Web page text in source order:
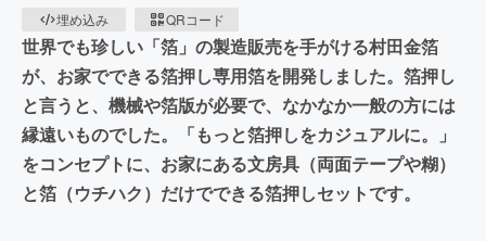
埋め込み
QRコード
世界でも珍しい「箔」の製造販売を手がける村田金箔
が、お家でできる箔押し専用箔を開発しました。箔押し
と言うと、機械や箔版が必要で、なかなか一般の方には
縁遠いものでした。「もっと箔押しをカジュアルに。」
をコンセプトに、お家にある文房具（両面テープや糊）
と箔（ウチハク）だけでできる箔押しセットです。